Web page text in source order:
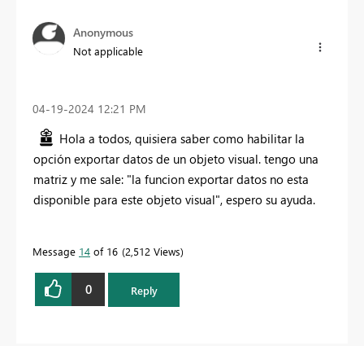
Anonymous
Not applicable
‎04-19-2024 12:21 PM
Hola a todos, quisiera saber como habilitar la
opción exportar datos de un objeto visual. tengo una
matriz y me sale: "la funcion exportar datos no esta
disponible para este objeto visual", espero su ayuda.
Message 14 of 16 2,512 Views
0 Reply